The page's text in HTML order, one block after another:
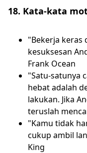
18. Kata-kata
"Bekerja keras
kesuksesan
Frank Ocean
"Satu-satunya
hebat adalah
lakukan. Jika
teruslah
"Kamu tidak
cukup ambil
King